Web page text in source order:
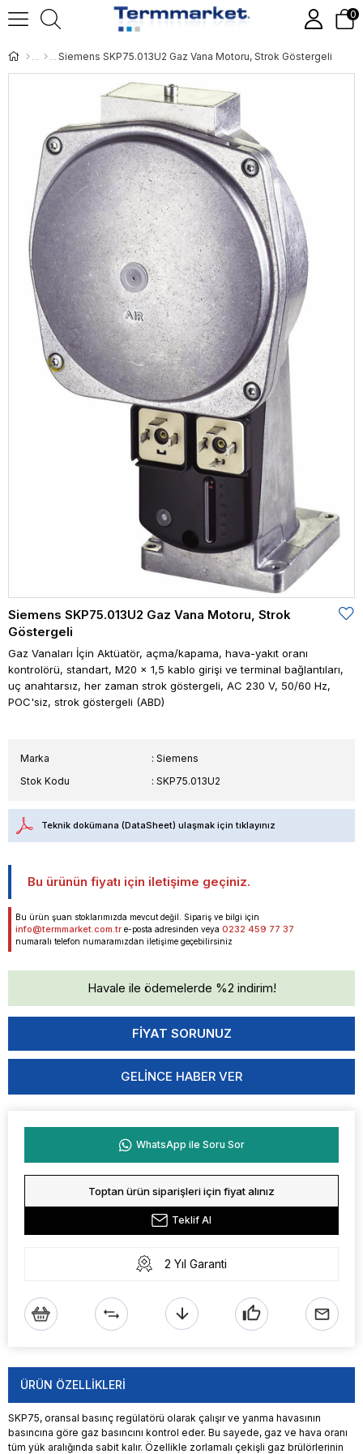
0
Siemens SKP75.013U2 Gaz Vana Motoru, Strok Göstergeli
Siemens SKP75.013U2 Gaz Vana Motoru, Strok
Göstergeli
Gaz Vanaları İçin Aktüatör, açma/kapama, hava-yakıt oranı
kontrolörü, standart, M20 x 1,5 kablo girişi ve terminal bağlantıları,
uç anahtarsız, her zaman strok göstergeli, AC 230 V, 50/60 Hz,
POC'siz, strok göstergeli (ABD)
Marka : Siemens
Stok Kodu
SKP75.013U2
Teknik dokümana (DataSheet) ulaşmak için tıklayınız
Bu ürünün fiyatı için iletişime geçiniz.
Bu ürün şuan stoklarımızda mevcut değil. Sipariş ve bilgi için
info@termmarket.com.tr e-posta adresinden veya 0232 459 77 37
numaralı telefon numaramızdan iletişime geçebilirsiniz
Havale ile ödemelerde %2 indirim!
GELINCE HABER VER
WhatsApp ile Soru Sor
Toptan ürün siparişleri için fiyat alınız
Teklif Al
2 Yıl Garanti
ÜRÜN ÖZELLIKLERI
SKP75, oransal basınç regülatörü olarak çalışır ve yanma havasının
basıncına göre gaz basıncını kontrol eder. Bu sayede, gaz ve hava oranı
tüm yük aralığında sabit kalır. Özellikle zorlamalı çekişli gaz brülörlerinin